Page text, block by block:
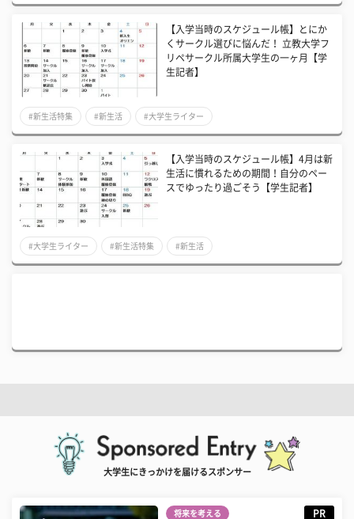
【入学当時のスケジュール帳】とにか
くサークル選びに悩んだ！ 立教大学フ
リペサークル所属大学生の一ヶ月【学
生記者】
#新生活特集 #新生活 #大学生ライター
【入学当時のスケジュール帳】4月は新
生活に慣れるための期間！自分のペー
スでゆったり過ごそう【学生記者】
#大学生ライター #新生活特集 #新生活
大学生にきっかけを届けるスポンサー
将来を考える PR